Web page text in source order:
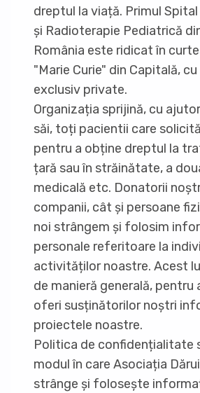
dreptul la viață. Primul
și Radioterapie Pediatrică
România este ridicat în
"Marie Curie" din Capitală,
exclusiv private.
Organizația sprijină, cu
săi, toți pacientii care
pentru a obține dreptul la
țară sau în străinătate, a
medicală etc. Donatorii
companii, cât și persoane
noi strângem și folosim
personale referitoare la
activităților noastre. Acest
de manieră generală, pentru
oferi susținătorilor noștri
proiectele noastre.
Politica de confidențialitate
modul în care Asociația
strânge și folosește